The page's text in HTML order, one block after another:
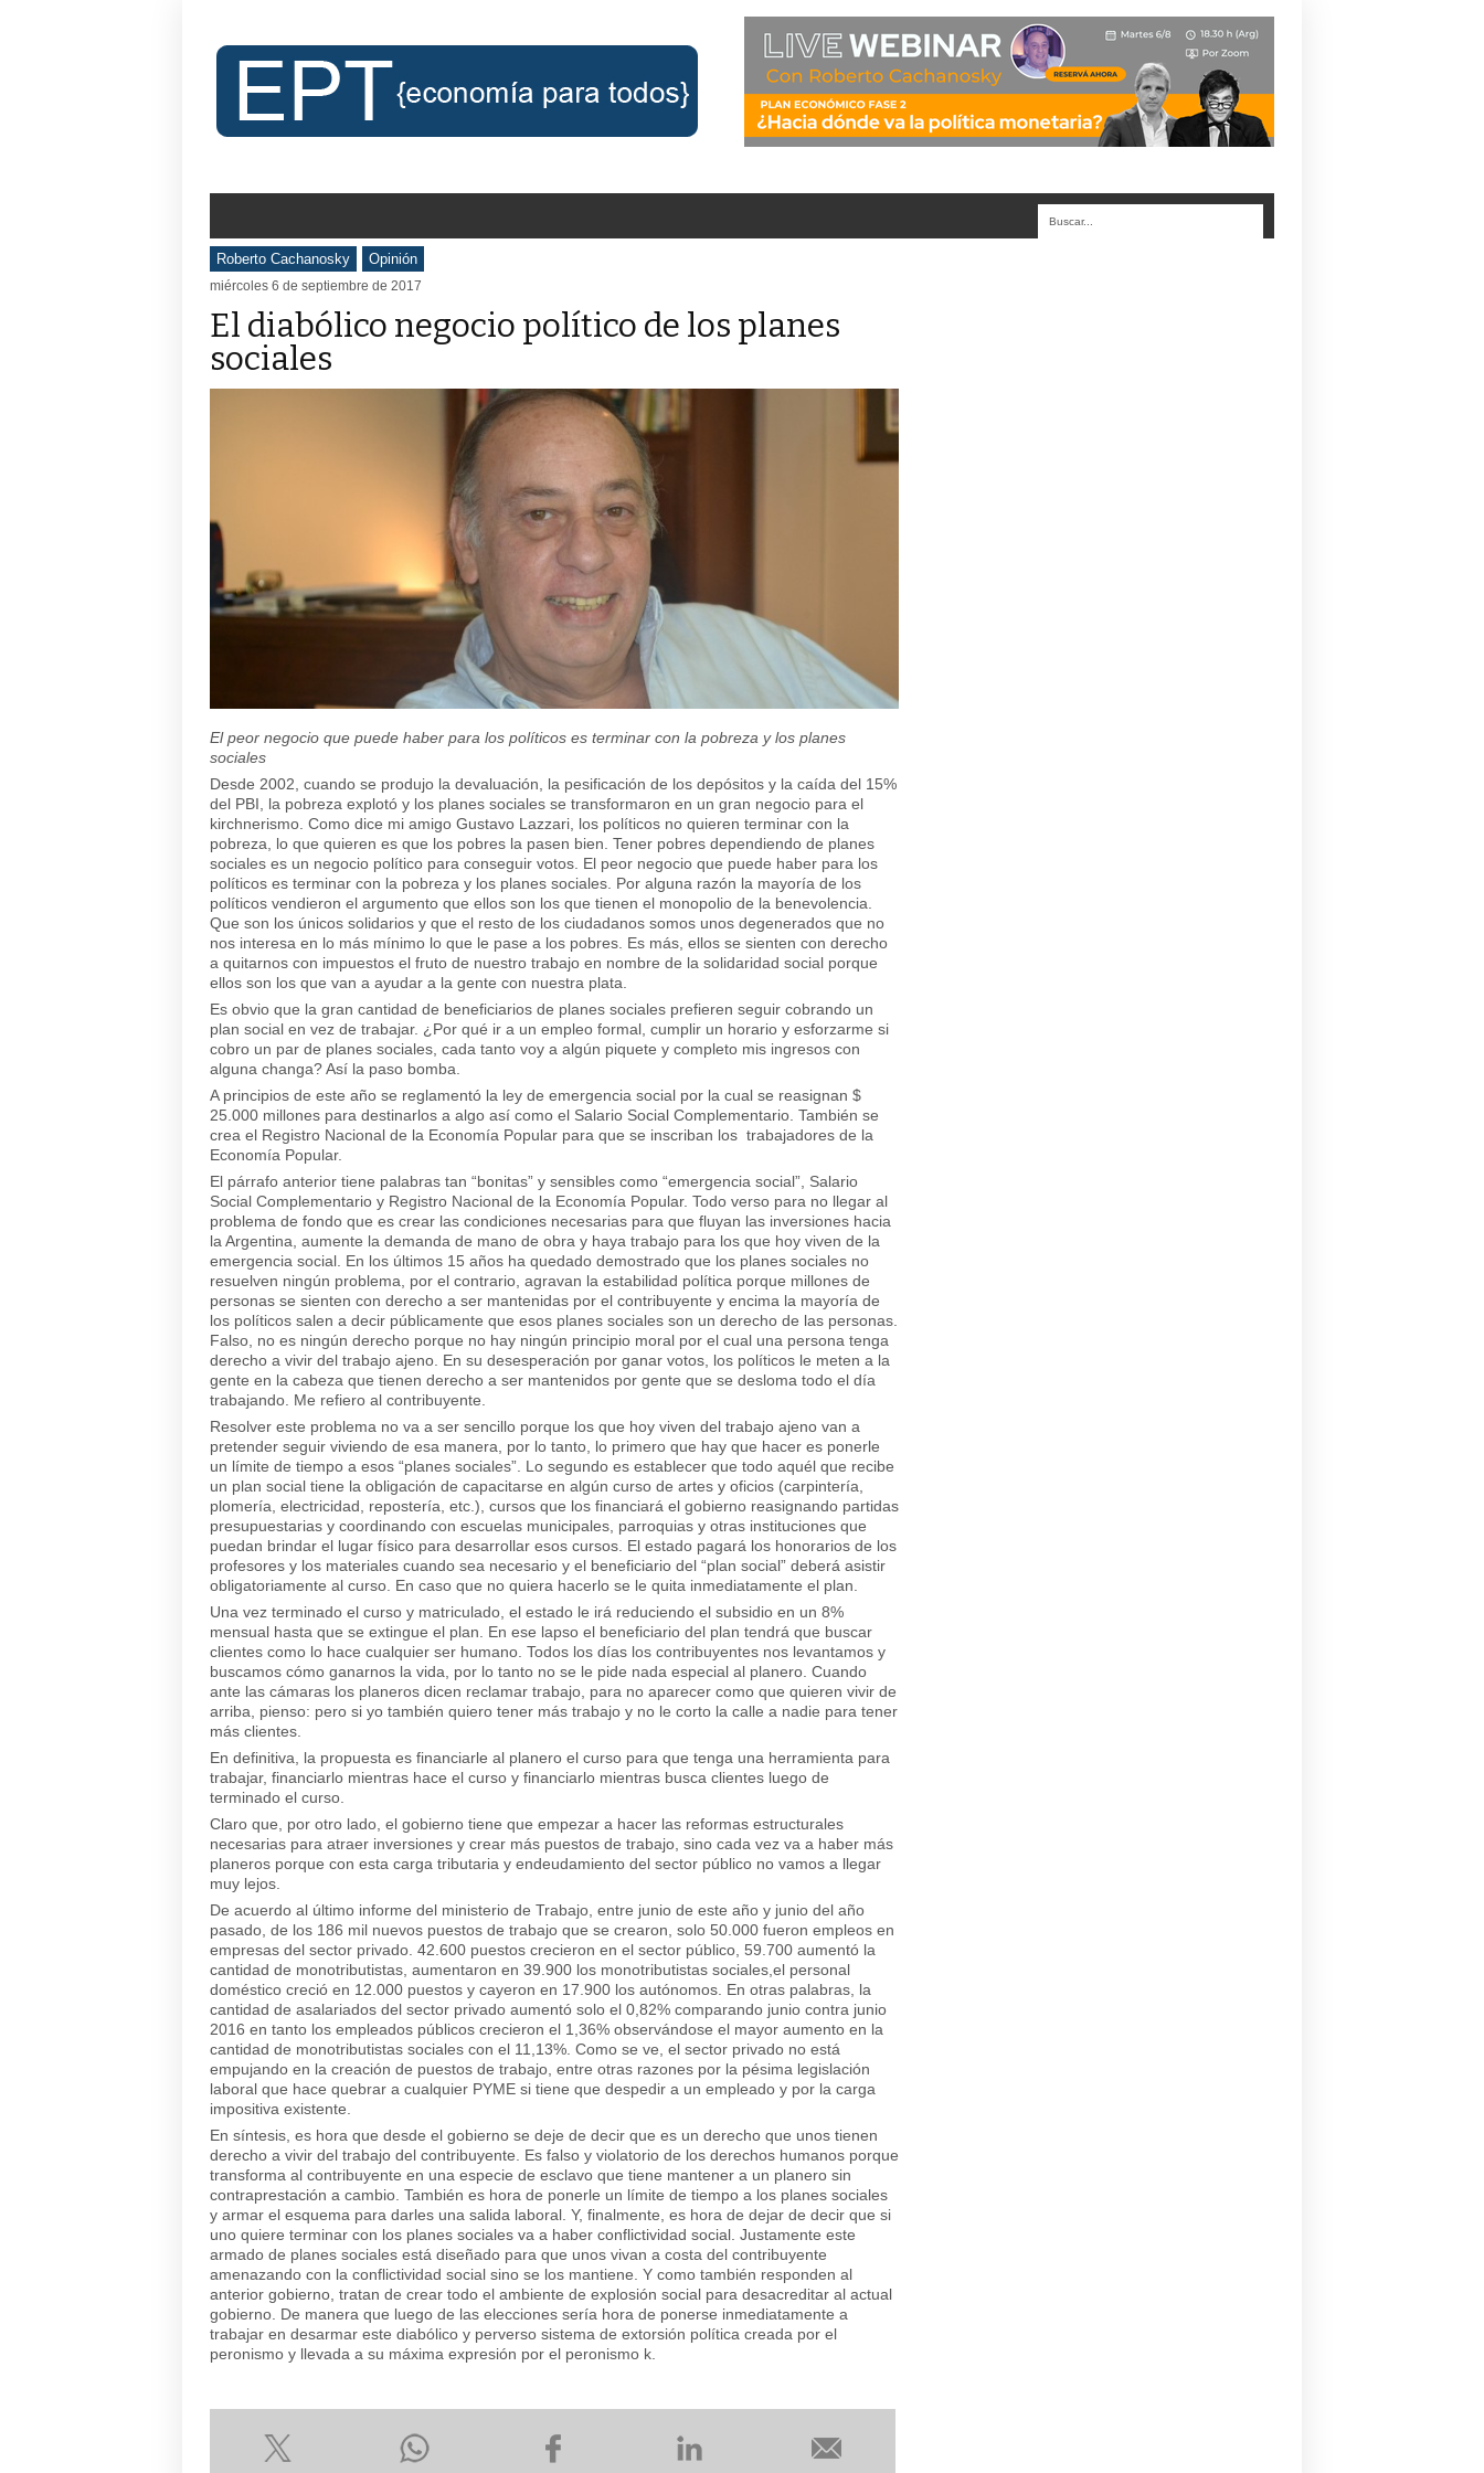
Roberto Cachanosky Opinión
miércoles 6 de septiembre de 2017
El diabólico negocio político de los planes
sociales
El peor negocio que puede haber para los políticos es terminar con la pobreza y los planes
sociales
Desde 2002, cuando se produjo la devaluación, la pesificación de los depósitos y la caída del 15%
del PBI, la pobreza explotó y los planes sociales se transformaron en un gran negocio para el
kirchnerismo. Como dice mi amigo Gustavo Lazzari, los políticos no quieren terminar con la
pobreza, lo que quieren es que los pobres la pasen bien. Tener pobres dependiendo de planes
sociales es un negocio político para conseguir votos. El peor negocio que puede haber para los
políticos es terminar con la pobreza y los planes sociales. Por alguna razón la mayoría de los
políticos vendieron el argumento que ellos son los que tienen el monopolio de la benevolencia.
Que son los únicos solidarios y que el resto de los ciudadanos somos unos degenerados que no
nos interesa en lo más mínimo lo que le pase a los pobres. Es más, ellos se sienten con derecho
a quitarnos con impuestos el fruto de nuestro trabajo en nombre de la solidaridad social porque
ellos son los que van a ayudar a la gente con nuestra plata.
Es obvio que la gran cantidad de beneficiarios de planes sociales prefieren seguir cobrando un
plan social en vez de trabajar. ¿Por qué ir a un empleo formal, cumplir un horario y esforzarme si
cobro un par de planes sociales, cada tanto voy a algún piquete y completo mis ingresos con
alguna changa? Así la paso bomba.
A principios de este año se reglamentó la ley de emergencia social por la cual se reasignan $
25.000 millones para destinarlos a algo así como el Salario Social Complementario. También se
crea el Registro Nacional de la Economía Popular para que se inscriban los trabajadores de la
Economía Popular.
El párrafo anterior tiene palabras tan “bonitas” y sensibles como “emergencia social”, Salario
Social Complementario y Registro Nacional de la Economía Popular. Todo verso para no llegar al
problema de fondo que es crear las condiciones necesarias para que fluyan las inversiones hacia
la Argentina, aumente la demanda de mano de obra y haya trabajo para los que hoy viven de la
emergencia social. En los últimos 15 años ha quedado demostrado que los planes sociales no
resuelven ningún problema, por el contrario, agravan la estabilidad política porque millones de
personas se sienten con derecho a ser mantenidas por el contribuyente y encima la mayoría de
los políticos salen a decir públicamente que esos planes sociales son un derecho de las personas.
Falso, no es ningún derecho porque no hay ningún principio moral por el cual una persona tenga
derecho a vivir del trabajo ajeno. En su desesperación por ganar votos, los políticos le meten a la
gente en la cabeza que tienen derecho a ser mantenidos por gente que se desloma todo el día
trabajando. Me refiero al contribuyente.
Resolver este problema no va a ser sencillo porque los que hoy viven del trabajo ajeno van a
pretender seguir viviendo de esa manera, por lo tanto, lo primero que hay que hacer es ponerle
un límite de tiempo a esos “planes sociales”. Lo segundo es establecer que todo aquél que recibe
un plan social tiene la obligación de capacitarse en algún curso de artes y oficios (carpintería,
plomería, electricidad, repostería, etc.), cursos que los financiará el gobierno reasignando partidas
presupuestarias y coordinando con escuelas municipales, parroquias y otras instituciones que
puedan brindar el lugar físico para desarrollar esos cursos. El estado pagará los honorarios de los
profesores y los materiales cuando sea necesario y el beneficiario del “plan social” deberá asistir
obligatoriamente al curso. En caso que no quiera hacerlo se le quita inmediatamente el plan.
Una vez terminado el curso y matriculado, el estado le irá reduciendo el subsidio en un 8%
mensual hasta que se extingue el plan. En ese lapso el beneficiario del plan tendrá que buscar
clientes como lo hace cualquier ser humano. Todos los días los contribuyentes nos levantamos y
buscamos cómo ganarnos la vida, por lo tanto no se le pide nada especial al planero. Cuando
ante las cámaras los planeros dicen reclamar trabajo, para no aparecer como que quieren vivir de
arriba, pienso: pero si yo también quiero tener más trabajo y no le corto la calle a nadie para tener
más clientes.
En definitiva, la propuesta es financiarle al planero el curso para que tenga una herramienta para
trabajar, financiarlo mientras hace el curso y financiarlo mientras busca clientes luego de
terminado el curso.
Claro que, por otro lado, el gobierno tiene que empezar a hacer las reformas estructurales
necesarias para atraer inversiones y crear más puestos de trabajo, sino cada vez va a haber más
planeros porque con esta carga tributaria y endeudamiento del sector público no vamos a llegar
muy lejos.
De acuerdo al último informe del ministerio de Trabajo, entre junio de este año y junio del año
pasado, de los 186 mil nuevos puestos de trabajo que se crearon, solo 50.000 fueron empleos en
empresas del sector privado. 42.600 puestos crecieron en el sector público, 59.700 aumentó la
cantidad de monotributistas, aumentaron en 39.900 los monotributistas sociales,el personal
doméstico creció en 12.000 puestos y cayeron en 17.900 los autónomos. En otras palabras, la
cantidad de asalariados del sector privado aumentó solo el 0,82% comparando junio contra junio
2016 en tanto los empleados públicos crecieron el 1,36% observándose el mayor aumento en la
cantidad de monotributistas sociales con el 11,13%. Como se ve, el sector privado no está
empujando en la creación de puestos de trabajo, entre otras razones por la pésima legislación
laboral que hace quebrar a cualquier PYME si tiene que despedir a un empleado y por la carga
impositiva existente.
En síntesis, es hora que desde el gobierno se deje de decir que es un derecho que unos tienen
derecho a vivir del trabajo del contribuyente. Es falso y violatorio de los derechos humanos porque
transforma al contribuyente en una especie de esclavo que tiene mantener a un planero sin
contraprestación a cambio. También es hora de ponerle un límite de tiempo a los planes sociales
y armar el esquema para darles una salida laboral. Y, finalmente, es hora de dejar de decir que si
uno quiere terminar con los planes sociales va a haber conflictividad social. Justamente este
armado de planes sociales está diseñado para que unos vivan a costa del contribuyente
amenazando con la conflictividad social sino se los mantiene. Y como también responden al
anterior gobierno, tratan de crear todo el ambiente de explosión social para desacreditar al actual
gobierno. De manera que luego de las elecciones sería hora de ponerse inmediatamente a
trabajar en desarmar este diabólico y perverso sistema de extorsión política creada por el
peronismo y llevada a su máxima expresión por el peronismo k.